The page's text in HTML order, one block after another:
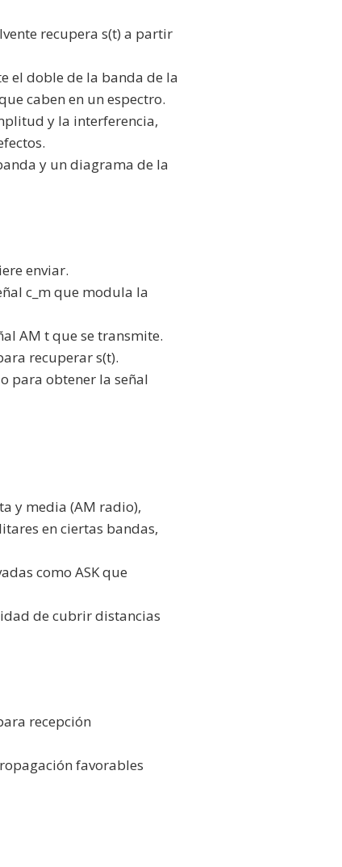
recupera s(t) a partir
el doble de la banda de la
caben en un espectro.
y la interferencia,
y un diagrama de la
enviar.
c_m que modula la
AM t que se transmite.
recuperar s(t).
para obtener la señal
y media (AM radio),
en ciertas bandas,
como ASK que
de cubrir distancias
recepción
favorables